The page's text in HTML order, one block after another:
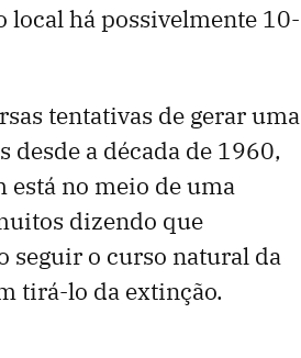
local há possivelmente 10-
tentativas de gerar uma
a década de 1960,
está no meio de uma
dizendo que
seguir o curso natural da
tirá-lo da extinção.